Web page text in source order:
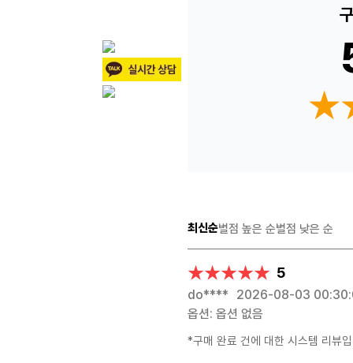
최신순별점 높은 순별점 낮은 순
★★★★★
★★★★★ 5
do**** 2026-08-03
옵션: 옵션 없음
*구매 완료 건에 대한 시스템 리뷰